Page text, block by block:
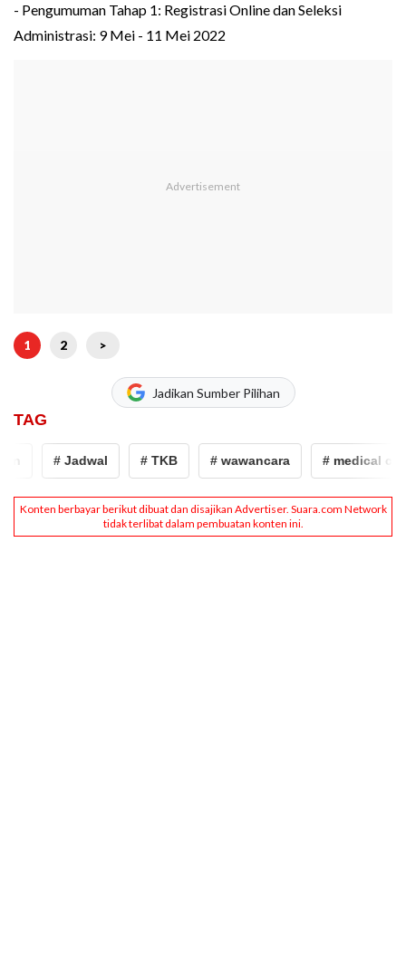
- Pengumuman Tahap 1: Registrasi Online dan Seleksi
Administrasi: 9 Mei - 11 Mei 2022
1 2 >
Jadikan Sumber Pilihan
TAG
# Jadwal # TKB # wawancara # medical check